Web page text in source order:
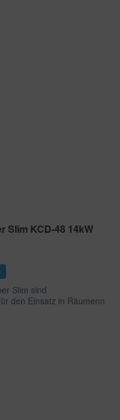
Slim KCD-48 14kW
Slim sind
den Einsatz in Räumenn